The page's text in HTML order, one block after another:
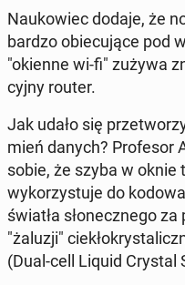
Na­uko­wiec dodaje, że
bardzo obie­cu­ją­ce pod
"okienne wi-fi" zużywa
cyj­ny router.
Jak udało się
mień danych? Pro­fe­sor
sobie, że szyba w
wy­ko­rzy­stu­je do
światła sło­necz­ne­go
"żaluzji"
(Dual-cell Liquid Crystal